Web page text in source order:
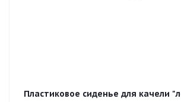
Пластиковое сиденье для качели